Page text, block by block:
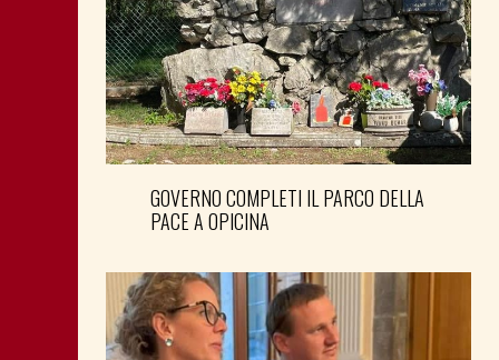
GOVERNO COMPLETI IL PARCO DELLA
PACE A OPICINA